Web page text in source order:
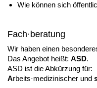
Wie können sich
Fach·beratung
Wir haben einen
Das Angebot heißt: ASD.
ASD ist die Abkürzung für:
Arbeits·medizinischer und